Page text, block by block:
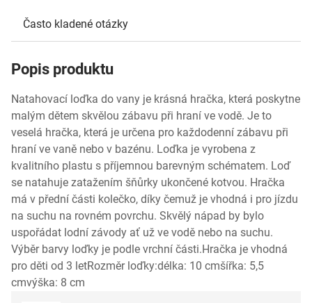
Často kladené otázky
Popis produktu
Natahovací loďka do vany je krásná hračka, která poskytne
malým dětem skvělou zábavu při hraní ve vodě. Je to
veselá hračka, která je určena pro každodenní zábavu při
hraní ve vaně nebo v bazénu. Loďka je vyrobena z
kvalitního plastu s příjemnou barevným schématem. Loď
se natahuje zatažením šňůrky ukončené kotvou. Hračka
má v přední části kolečko, díky čemuž je vhodná i pro jízdu
na suchu na rovném povrchu. Skvělý nápad by bylo
uspořádat lodní závody ať už ve vodě nebo na suchu.
Výběr barvy loďky je podle vrchní části.Hračka je vhodná
pro děti od 3 letRozměr loďky:délka: 10 cmšířka: 5,5
cmvýška: 8 cm